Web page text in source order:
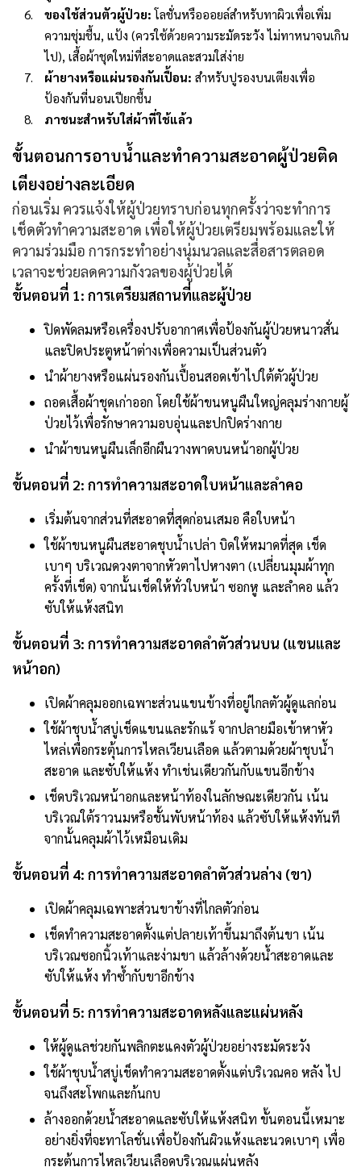
ของใช้ส่วนตัวผู้ป่วย: โลชั่นหรือออยล์สำหรับทาผิวเพื่อเพิ่ม
ความชุ่มชื้น, แป้ง (ควรใช้ด้วยความระมัดระวัง ไม่ทาหนาจนเกิน
ไป), เสื้อผ้าชุดใหม่ที่สะอาดและสวมใส่ง่าย
ผ้ายางหรือแผ่นรองกันเปื้อน: สำหรับปูรองบนเตียงเพื่อ
ป้องกันที่นอนเปียกชื้น
ภาชนะสำหรับใส่ผ้าที่ใช้แล้ว
ขั้นตอนการอาบน้ำและทำความสะอาดผู้ป่วยติด
เตียงอย่างละเอียด
ก่อนเริ่ม ควรแจ้งให้ผู้ป่วยทราบก่อนทุกครั้งว่าจะทำการ
เช็ดตัวทำความสะอาด เพื่อให้ผู้ป่วยเตรียมพร้อมและให้
ความร่วมมือ การกระทำอย่างนุ่มนวลและสื่อสารตลอด
เวลาจะช่วยลดความกังวลของผู้ป่วยได้
ขั้นตอนที่ 1: การเตรียมสถานที่และผู้ป่วย
ปิดพัดลมหรือเครื่องปรับอากาศเพื่อป้องกันผู้ป่วยหนาวสั่น
และปิดประตูหน้าต่างเพื่อความเป็นส่วนตัว
นำผ้ายางหรือแผ่นรองกันเปื้อนสอดเข้าไปใต้ตัวผู้ป่วย
ถอดเสื้อผ้าชุดเก่าออก โดยใช้ผ้าขนหนูผืนใหญ่คลุมร่างกายผู้
ป่วยไว้เพื่อรักษาความอบอุ่นและปกปิดร่างกาย
นำผ้าขนหนูผืนเล็กอีกผืนวางพาดบนหน้าอกผู้ป่วย
ขั้นตอนที่ 2: การทำความสะอาดใบหน้าและลำคอ
เริ่มต้นจากส่วนที่สะอาดที่สุดก่อนเสมอ คือใบหน้า
ใช้ผ้าขนหนูผืนสะอาดชุบน้ำเปล่า บิดให้หมาดที่สุด เช็ด
เบาๆ บริเวณดวงตาจากหัวตาไปหางตา (เปลี่ยนมุมผ้าทุก
ครั้งที่เช็ด) จากนั้นเช็ดให้ทั่วใบหน้า ซอกหู และลำคอ แล้ว
ซับให้แห้งสนิท
ขั้นตอนที่ 3: การทำความสะอาดลำตัวส่วนบน (แขนและ
หน้าอก)
เปิดผ้าคลุมออกเฉพาะส่วนแขนข้างที่อยู่ไกลตัวผู้ดูแลก่อน
ใช้ผ้าชุบน้ำสบู่เช็ดแขนและรักแร้ จากปลายมือเข้าหาหัว
ไหล่เพื่อกระตุ้นการไหลเวียนเลือด แล้วตามด้วยผ้าชุบน้ำ
สะอาด และซับให้แห้ง ทำเช่นเดียวกันกับแขนอีกข้าง
เช็ดบริเวณหน้าอกและหน้าท้องในลักษณะเดียวกัน เน้น
บริเวณใต้ราวนมหรือชั้นพับหน้าท้อง แล้วซับให้แห้งทันที
จากนั้นคลุมผ้าไว้เหมือนเดิม
ขั้นตอนที่ 4: การทำความสะอาดลำตัวส่วนล่าง (ขา)
เปิดผ้าคลุมเฉพาะส่วนขาข้างที่ไกลตัวก่อน
เช็ดทำความสะอาดตั้งแต่ปลายเท้าขึ้นมาถึงต้นขา เน้น
บริเวณซอกนิ้วเท้าและง่ามขา แล้วล้างด้วยน้ำสะอาดและ
ซับให้แห้ง ทำซ้ำกับขาอีกข้าง
ขั้นตอนที่ 5: การทำความสะอาดหลังและแผ่นหลัง
ให้ผู้ดูแลช่วยกันพลิกตะแคงตัวผู้ป่วยอย่างระมัดระวัง
ใช้ผ้าชุบน้ำสบู่เช็ดทำความสะอาดตั้งแต่บริเวณคอ หลัง ไป
จนถึงสะโพกและก้นกบ
ล้างออกด้วยน้ำสะอาดและซับให้แห้งสนิท ขั้นตอนนี้เหมาะ
อย่างยิ่งที่จะทาโลชั่นเพื่อป้องกันผิวแห้งและนวดเบาๆ เพื่อ
กระตุ้นการไหลเวียนเลือดบริเวณแผ่นหลัง